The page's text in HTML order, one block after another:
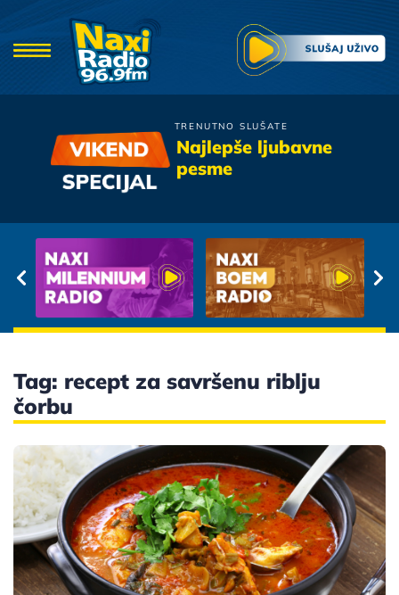
TRENUTNO SLUŠATE
Najlepše ljubavne
pesme
Frajle
Menjam Dane
Tag: recept za savršenu riblju
čorbu